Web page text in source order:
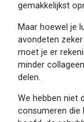
gemakkelijkst
Maar hoewel je
avondeten
moet je er
minder
delen.
We hebben niet
consumeren die